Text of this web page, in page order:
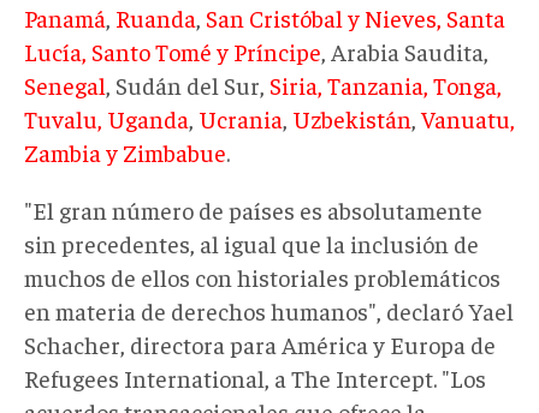
Panamá Ruanda San Cristóbal y Nieves, Santa
Lucía, Santo Tomé y Príncipe , Arabia Saudita,
Senegal , Sudán del Sur, Siria, Tanzania, Tonga,
Tuvalu, Uganda Ucrania Uzbekistán ,Vanuatu,
Zambia y Zimbabue.
"El gran número de países es absolutamente
sin precedentes, al igual que la inclusión de
muchos de ellos con historiales problemáticos
en materia de derechos humanos", declaró Yael
Schacher, directora para América y Europa de
Refugees International, a The Intercept. "Los